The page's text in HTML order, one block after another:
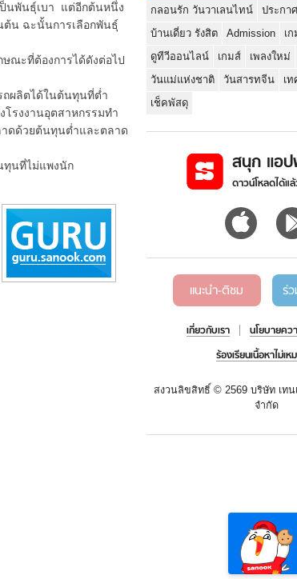
นพันธุ์เบา แต่อีกต้นหนึ่ง
ต้น ฉะนั้นการเลือกพันธุ์
ะที่ต้องการได้ดังต่อไป
ผลิตได้ในต้นทุนที่ต่ำ
งงานอุตสาหกรรมทำ
ดด้วยต้นทุนต่ำและตลาด
นที่ไม่แพงนัก
กลอนรัก วันวาเลนไทน์
ประกา
บ้านเดี่ยว รังสิต
Admission เก
ดูทีวีออนไลน์
เกมส์ เพลงใหม่
วันแม่แห่งชาติ
วันสารทจีน
เ
เช็คพัสดุ
สนุก แอ
ดาวน์โหลดได้แ
แนะนำ-ติชม ร่
เกี่ยวกับเรา
นโยบายคว
ร้องเรียนเนื้อหาไม่เห
สงวนลิขสิทธิ์ © 2569 บริษัท เท
จำกัด